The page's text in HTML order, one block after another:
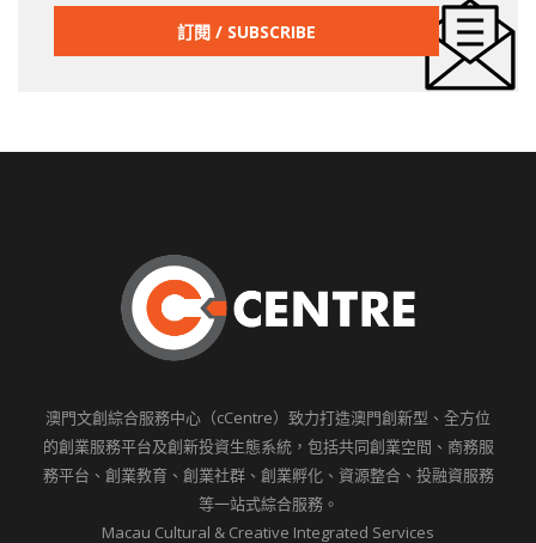
澳門文創綜合服務中心（cCentre）致力打造澳門創新型、全方位
的創業服務平台及創新投資生態系統，包括共同創業空間、商務服
務平台、創業教育、創業社群、創業孵化、資源整合、投融資服務
等一站式綜合服務。
Macau Cultural & Creative Integrated Services